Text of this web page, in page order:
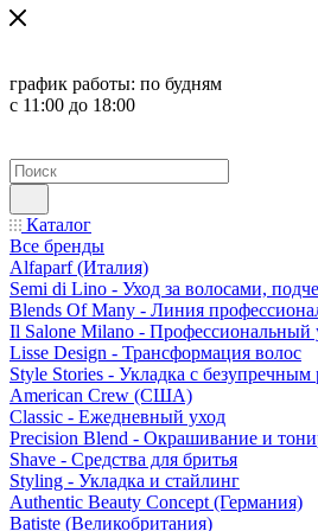
график работы: по будням
с 11:00 до 18:00
Каталог
Все бренды
Alfaparf (Италия)
Semi di Lino - Уход за волосами,
Blends Of Many - Линия
Il Salone Milano - Профессиональный
Lisse Design - Трансформация волос
Style Stories - Укладка с безупречным
American Crew (США)
Classic - Ежедневный уход
Precision Blend - Окрашивание и
Shave - Средства для бритья
Styling - Укладка и стайлинг
Authentic Beauty Concept (Германия)
Batiste (Великобритания)